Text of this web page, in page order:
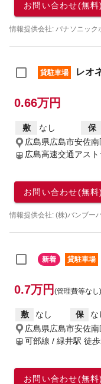
お問い合わせ(無料)
情報提供会社: パナソニッ
貸駐車場 レオ
0.66万円
敷 なし 保
広島県広島市安佐
広島高速交通アス
お問い合わせ(無料)
情報提供会社: (株)バンブー
新着 貸駐車場
0.7万円 (管理費等なし)
敷 なし 保 な
広島県広島市安佐南
可部線 / 緑井駅 徒
お問い合わせ(無料)